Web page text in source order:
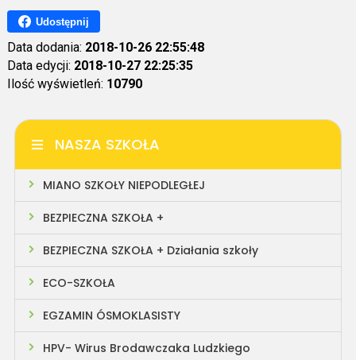
Udostępnij
Data dodania: 2018-10-26 22:55:48
Data edycji: 2018-10-27 22:25:35
Ilość wyświetleń: 10790
NASZA SZKOŁA
MIANO SZKOŁY NIEPODLEGŁEJ
BEZPIECZNA SZKOŁA +
BEZPIECZNA SZKOŁA + Działania szkoły
ECO-SZKOŁA
EGZAMIN ÓSMOKLASISTY
HPV- Wirus Brodawczaka Ludzkiego